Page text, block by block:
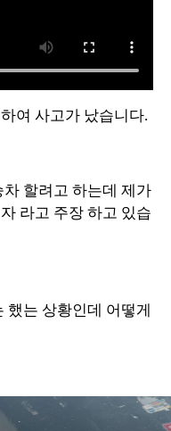
여 사고가 났습니다.
할려고 하는데 제가
라고 주장 하고 있습
했는 상황인데 어떻게